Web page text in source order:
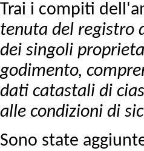
Trai i compiti
tenuta del registro
dei singoli
godimento,
dati catastali di
alle condizioni di
Sono state